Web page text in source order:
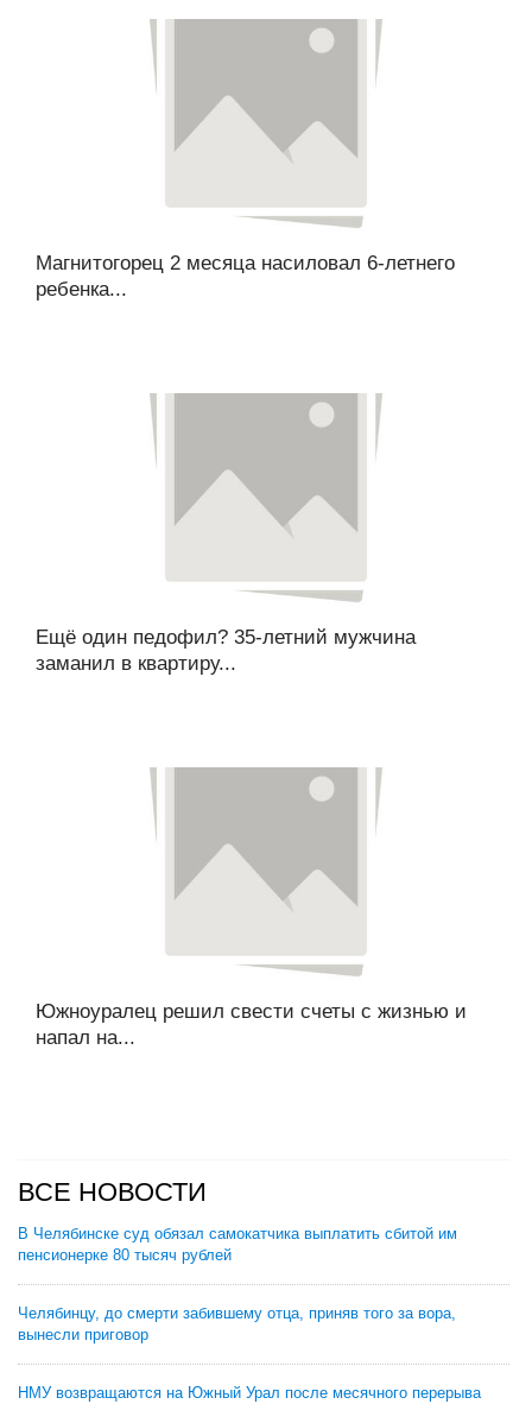
Магнитогорец 2 месяца насиловал 6-летнего
ребенка...
Ещё один педофил? 35-летний мужчина
заманил в квартиру...
Южноуралец решил свести счеты с жизнью и
напал на...
ВСЕ НОВОСТИ
В Челябинске суд обязал самокатчика выплатить сбитой им
пенсионерке 80 тысяч рублей
Челябинцу, до смерти забившему отца, приняв того за вора,
вынесли приговор
НМУ возвращаются на Южный Урал после месячного перерыва